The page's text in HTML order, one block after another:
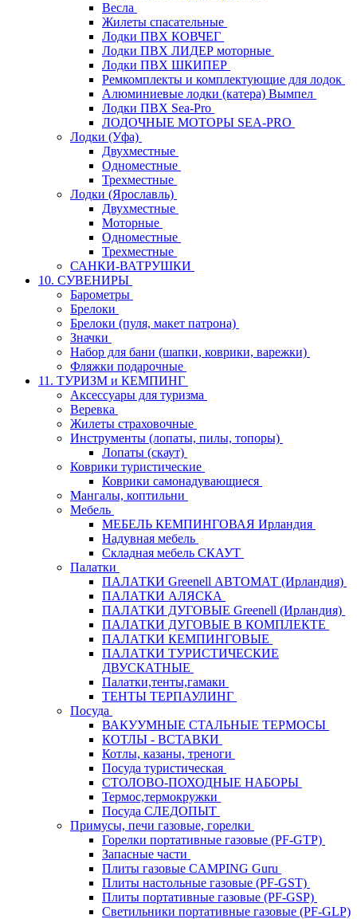
Весла
Жилеты спасательные
Лодки ПВХ КОВЧЕГ
Лодки ПВХ ЛИДЕР моторные
Лодки ПВХ ШКИПЕР
Ремкомплекты и комплектующие для лодок
Алюминиевые лодки (катера) Вымпел
Лодки ПВХ Sea-Pro
ЛОДОЧНЫЕ МОТОРЫ SEA-PRO
Лодки (Уфа)
Двухместные
Одноместные
Трехместные
Лодки (Ярославль)
Двухместные
Моторные
Одноместные
Трехместные
САНКИ-ВАТРУШКИ
10. СУВЕНИРЫ
Барометры
Брелоки
Брелоки (пуля, макет патрона)
Значки
Набор для бани (шапки, коврики, варежки)
Фляжки подарочные
11. ТУРИЗМ и КЕМПИНГ
Аксессуары для туризма
Веревка
Жилеты страховочные
Инструменты (лопаты, пилы, топоры)
Лопаты (скаут)
Коврики туристические
Коврики самонадувающиеся
Мангалы, коптильни
Мебель
МЕБЕЛЬ КЕМПИНГОВАЯ Ирландия
Надувная мебель
Складная мебель СКАУТ
Палатки
ПАЛАТКИ Greenell АВТОМАТ (Ирландия)
ПАЛАТКИ АЛЯСКА
ПАЛАТКИ ДУГОВЫЕ Greenell (Ирландия)
ПАЛАТКИ ДУГОВЫЕ В КОМПЛЕКТЕ
ПАЛАТКИ КЕМПИНГОВЫЕ
ПАЛАТКИ ТУРИСТИЧЕСКИЕ
ДВУСКАТНЫЕ
Палатки,тенты,гамаки
ТЕНТЫ ТЕРПАУЛИНГ
Посуда
ВАКУУМНЫЕ СТАЛЬНЫЕ ТЕРМОСЫ
КОТЛЫ - ВСТАВКИ
Котлы, казаны, треноги
Посуда туристическая
СТОЛОВО-ПОХОДНЫЕ НАБОРЫ
Термос,термокружки
Посуда СЛЕДОПЫТ
Примусы, печи газовые, горелки
Горелки портативные газовые (PF-GTP)
Запасные части
Плиты газовые CAMPING Guru
Плиты настольные газовые (PF-GST)
Плиты портативные газовые (PF-GSP)
Светильники портативные газовые (PF-GLP)